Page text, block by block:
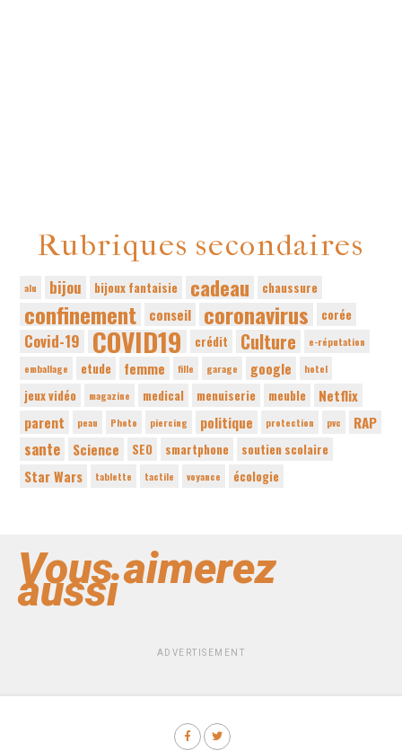
Rubriques secondaires
alu bijou bijoux fantaisie cadeau chaussure
confinement conseil coronavirus corée
Covid-19 COVID19 crédit Culture
e-réputation
emballage
etude femme fille garage google hotel
jeux vidéo magazine medical menuiserie meuble
Netflix
parent
peau Photo piercing politique protection pvc RAP
sante Science SEO smartphone soutien scolaire
Star Wars tablette tactile voyance écologie
Vous aimerez
aussi
ADVERTISEMENT